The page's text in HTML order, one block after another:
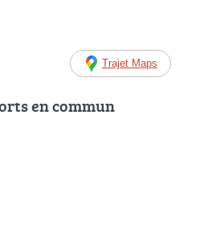
Trajet Maps
en commun